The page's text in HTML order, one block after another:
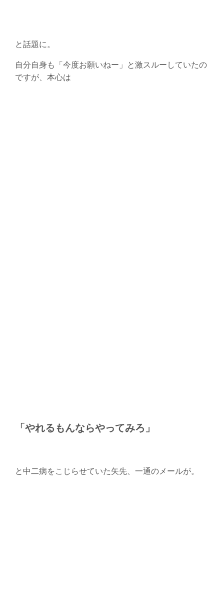
と話題に。
自分自身も「今度お願いねー」と激スルーしていたの
ですが、本心は
「やれるもんならやってみろ」
と中二病をこじらせていた矢先、一通のメールが。